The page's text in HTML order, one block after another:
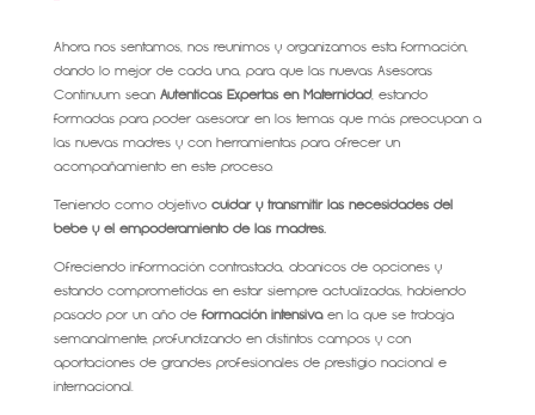
Ahora nos sentamos, nos reunimos y organizamos esta formación,
dando lo mejor de cada una, para que las nuevas Asesoras
Continuum sean Auténticas Expertas en Maternidad, estando
formadas para poder asesorar en los temas que más preocupan a
las nuevas madres y con herramientas para ofrecer un
acompañamiento en este proceso.
Teniendo como objetivo cuidar y transmitir las necesidades del
bebé y el empoderamiento de las madres.
Ofreciendo información contrastada, abanicos de opciones y
estando comprometidas en estar siempre actualizadas, habiendo
pasado por un año de formación intensivaen la que se trabaja
semanalmente, profundizando en distintos campos y con
aportaciones de grandes profesionales de prestigio nacional e
internacional.